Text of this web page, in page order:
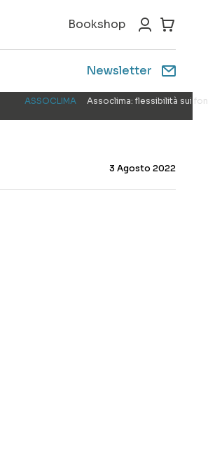
Bookshop
Newsletter
ASSOCLIMA Assoclima: flessibilità sui
3 Agosto 2022